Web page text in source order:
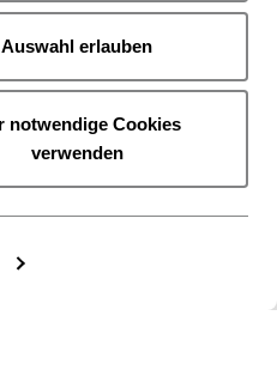
Auswahl erlauben
notwendige Cookies
verwenden